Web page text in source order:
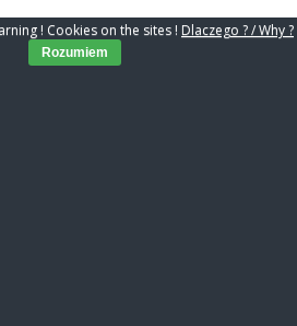
! Cookies on the sites ! Dlaczego ? / Why ?
Rozumiem